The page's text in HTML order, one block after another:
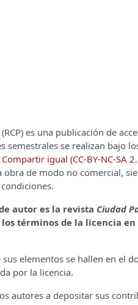
es una publicación de
semestrales se realizan bajo
igual (CC-BY-NC-SA
obra de modo no comercial,
autor es la revista Ciudad
términos de la licencia
elementos se hallen en el
por la licencia.
autores a depositar sus